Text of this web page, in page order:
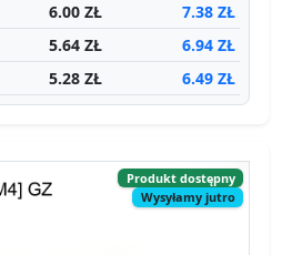
6.00 ZŁ 7.38 ZŁ
5.64 ZŁ 6.94 ZŁ
5.28 ZŁ 6.49 ZŁ
Produkt dostępny
Wysyłamy jutro